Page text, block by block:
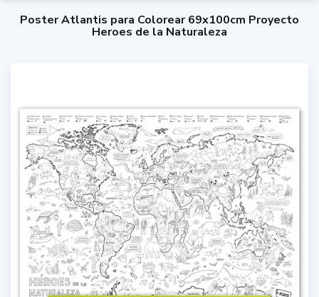
Poster Atlantis para Colorear 69x100cm Proyecto
Heroes de la Naturaleza